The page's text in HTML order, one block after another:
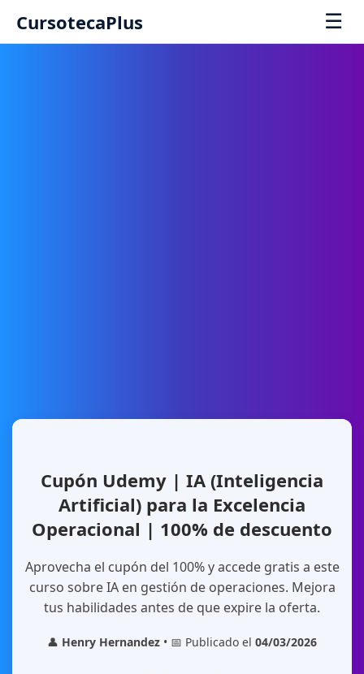
CursotecaPlus ☰
Cupón Udemy | IA (Inteligencia
Artificial) para la Excelencia
Operacional | 100% de descuento
Aprovecha el cupón del 100% y accede gratis a este
curso sobre IA en gestión de operaciones. Mejora
tus habilidades antes de que expire la oferta.
👤 Henry Hernandez • 📅 Publicado el 04/03/2026